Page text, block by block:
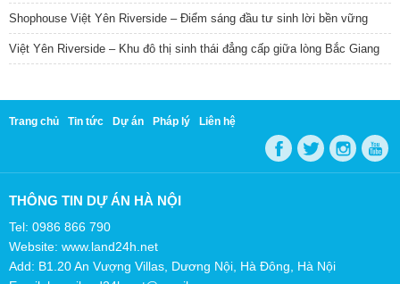
Shophouse Việt Yên Riverside – Điểm sáng đầu tư sinh lời bền vững
Việt Yên Riverside – Khu đô thị sinh thái đẳng cấp giữa lòng Bắc Giang
Trang chủ Tin tức Dự án Pháp lý Liên hệ
THÔNG TIN DỰ ÁN HÀ NỘI
Tel: 0986 866 790
Website: www.land24h.net
Add: B1.20 An Vượng Villas, Dương Nội, Hà Đông, Hà Nội